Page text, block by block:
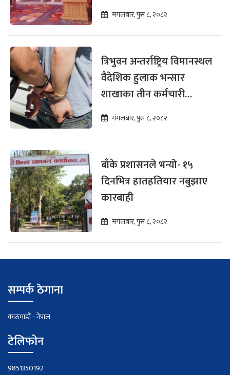
मंगलबार, पुस ८, २०८२
त्रिभुवन अन्तर्राष्ट्रिय विमानस्थल
वैदेशिक हुलाक भन्सार
शाखाका तीन कर्मचारी
घुससहित पक्राउ
मंगलबार, पुस ८, २०८२
बाँके प्रशासनले भन्यो- १५
दिनभित्र हातहतियार नबुझाए
कारबाही
मंगलबार, पुस ८, २०८२
सम्पर्क ठेगाना
काठमाडौं - नेपाल
टेलिफोन
9851350192